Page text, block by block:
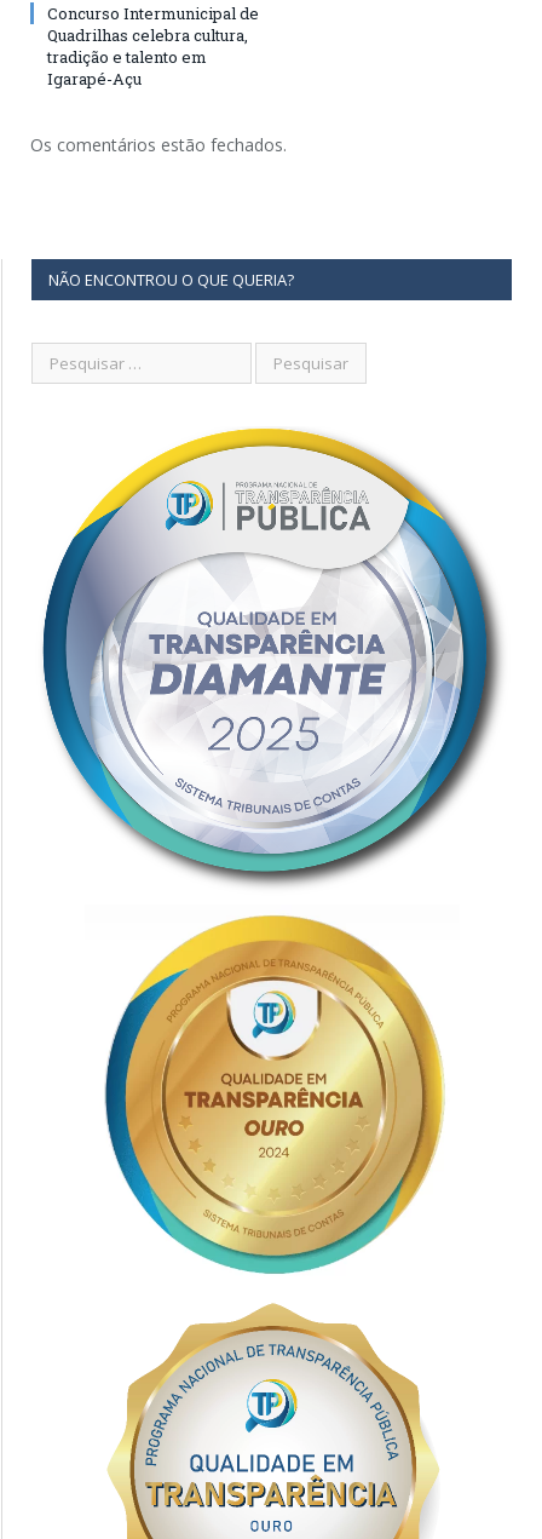
Concurso Intermunicipal de
Quadrilhas celebra cultura,
tradição e talento em
Igarapé-Açu
Os comentários estão fechados.
NÃO ENCONTROU O QUE QUERIA?